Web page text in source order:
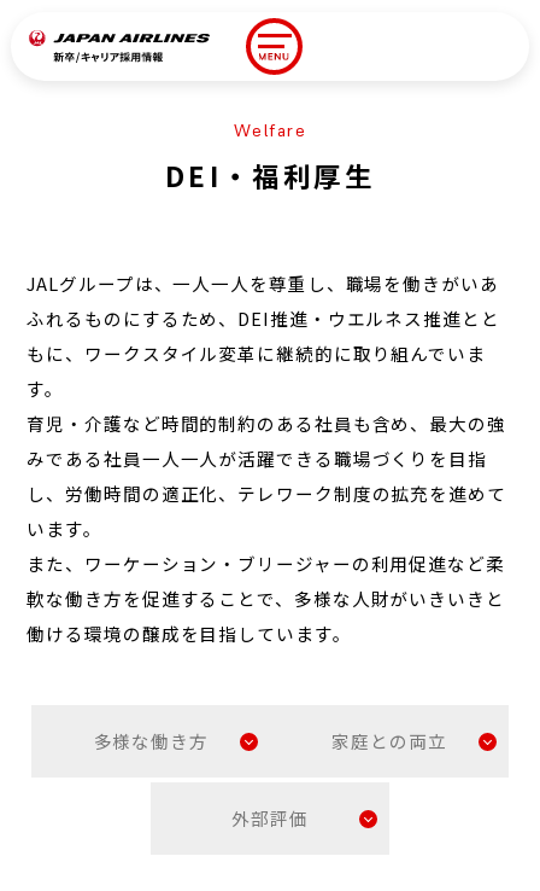
キャリア
ENTRY/LOGIN
Work&People
職種紹介
Work&People
Workstyle
人財育成・福利厚生
Other
その他採用
FAQ
採用FAQ
Internship
グループ採用
Welfare
DEI・福利厚生
JALグループは、一人一人を尊重し、職場を働きがいあ
ふれるものにするため、DEI推進・ウエルネス推進とと
もに、ワークスタイル変革に継続的に取り組んでいま
す。
育児・介護など時間的制約のある社員も含め、最大の強
みである社員一人一人が活躍できる職場づくりを目指
し、労働時間の適正化、テレワーク制度の拡充を進めて
います。
また、ワーケーション・ブリージャーの利用促進など柔
軟な働き方を促進することで、多様な人財がいきいきと
働ける環境の醸成を目指しています。
多様な働き方 家庭との両立
外部評価